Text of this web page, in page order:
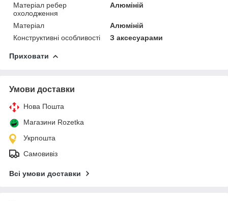
Матеріал ребер
охолодження
Алюміній
Матеріал
Алюміній
Конструктивні особливості
З аксесуарами
Приховати
Умови доставки
Нова Пошта
Магазини Rozetka
Укрпошта
Самовивіз
Всі умови доставки